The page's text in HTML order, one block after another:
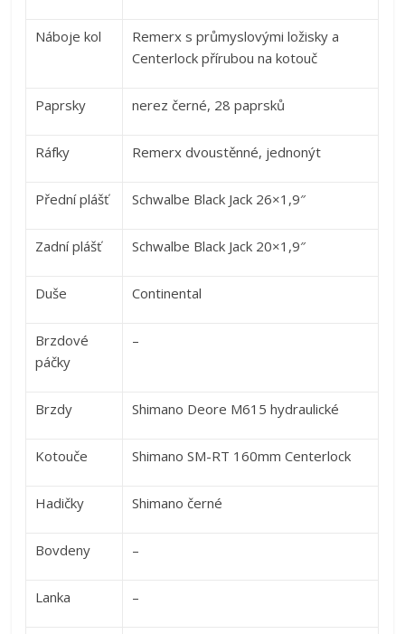
Náboje kol
Remerx s průmyslovými ložisky a
Centerlock přírubou na kotouč
Paprsky nerez černé, 28 paprsků
Ráfky Remerx dvoustěnné, jednonýt
Přední plášť Schwalbe Black Jack 26×1,9″
Zadní plášť Schwalbe Black Jack 20×1,9″
Duše Continental
Brzdové
páčky
–
Brzdy Shimano Deore M615 hydraulické
Kotouče Shimano SM-RT 160mm Centerlock
Hadičky Shimano černé
Bovdeny –
Lanka –